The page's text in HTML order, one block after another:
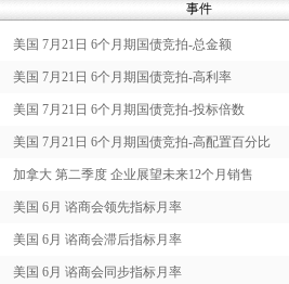
事件
美国 7月21日 6个月期国债竞拍-总金额
美国 7月21日 6个月期国债竞拍-高利率
美国 7月21日 6个月期国债竞拍-投标倍数
美国 7月21日 6个月期国债竞拍-高配置百分比
加拿大 第二季度 企业展望未来12个月销售
美国 6月 谘商会领先指标月率
美国 6月 谘商会滞后指标月率
美国 6月 谘商会同步指标月率